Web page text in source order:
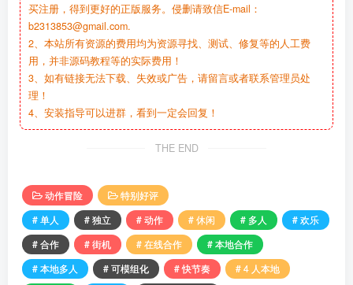
买注册，得到更好的正版服务。侵删请致信E-mail：
b2313853@gmail.com.
2、本站所有资源的费用均为资源寻找、测试、修复等的人工费
用，并非源码教程等的实际费用！
3、如有链接无法下载、失效或广告，请留言或者联系管理员处
理！
4、安装指导可以进群，看到一定会回复！
THE END
动作冒险
特别好评
# 单人
# 独立 # 动作 # 休闲 # 多人
# 欢乐
# 合作
# 街机 # 在线合作
# 本地合作
# 本地多人
# 可模组化 # 快节奏
# 4 人本地